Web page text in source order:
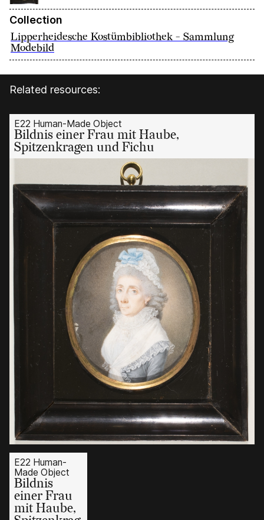
Collection
Lipperheidesche Kostümbibliothek - Sammlung
Modebild
Related resources:
E22 Human-Made Object
Bildnis einer Frau mit Haube,
Spitzenkragen und Fichu
E22 Human-
Made Object
Bildnis
einer Frau
mit Haube,